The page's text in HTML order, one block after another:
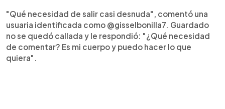
"Qué necesidad de salir casi desnuda", comentó una
usuaria identificada como @gisselbonilla7. Guardado
no se quedó callada y le respondió: "¿Qué necesidad
de comentar? Es mi cuerpo y puedo hacer lo que
quiera".